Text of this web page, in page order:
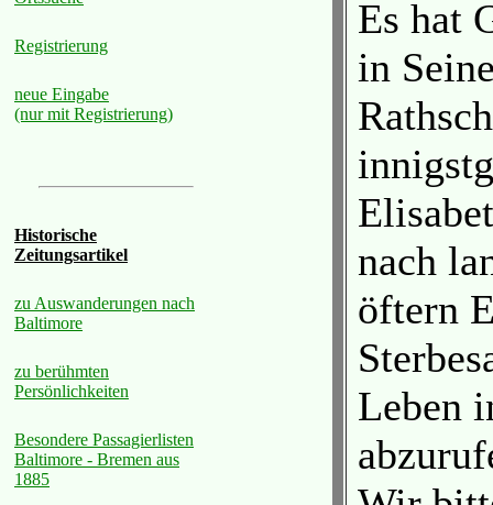
Registrierung
neue Eingabe
(nur mit Registrierung)
Historische
Zeitungsartikel
zu Auswanderungen nach
Baltimore
zu berühmten
Persönlichkeiten
Besondere Passagierlisten
Baltimore - Bremen aus
1885
Es hat
in
nach
öftern
Leben